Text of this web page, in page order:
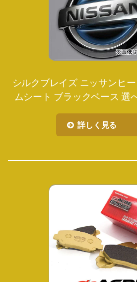
シルクブレイズ ニッサンヒ
ムシート ブラックベース 選
詳しく見る